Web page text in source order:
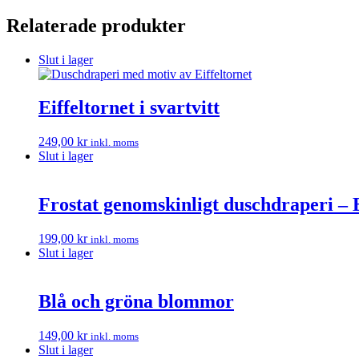
Relaterade produkter
Slut i lager
Eiffeltornet i svartvitt
249,00 kr inkl. moms
Slut i lager
Frostat genomskinligt duschdraperi –
199,00 kr inkl. moms
Slut i lager
Blå och gröna blommor
149,00 kr inkl. moms
Slut i lager